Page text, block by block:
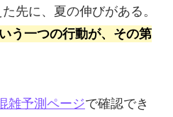
先に、夏の伸びがある。
う一つの行動が、その第
雑予測ページで確認でき